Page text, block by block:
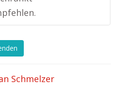
Schmelzer